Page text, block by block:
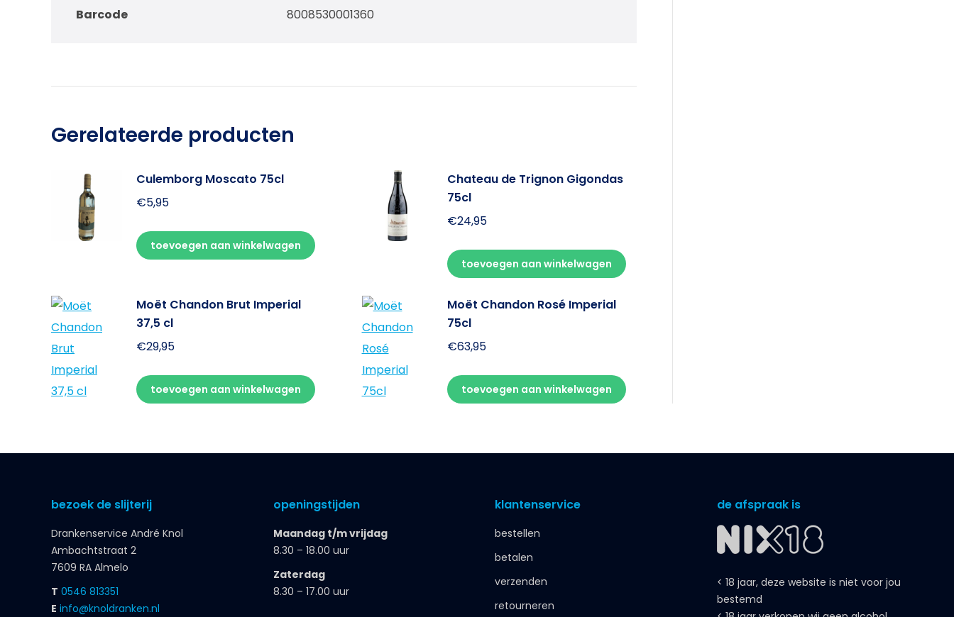
Barcode 8008530001360
Gerelateerde producten
Culemborg Moscato 75cl
€5,95
toevoegen aan winkelwagen
Chateau de Trignon Gigondas
75cl
€24,95
toevoegen aan winkelwagen
Moët Chandon Brut Imperial
37,5 cl
€29,95
toevoegen aan winkelwagen
Moët Chandon Rosé Imperial
75cl
€63,95
toevoegen aan winkelwagen
bezoek de slijterij
Drankenservice André Knol
Ambachtstraat 2
7609 RA Almelo
T 0546 813351
E info@knoldranken.nl
openingstijden
Maandag t/m vrijdag
8.30 – 18.00 uur
Zaterdag
8.30 – 17.00 uur
klantenservice
bestellen
betalen
verzenden
retourneren
de afspraak is
< 18 jaar, deze website is niet voor jou
bestemd